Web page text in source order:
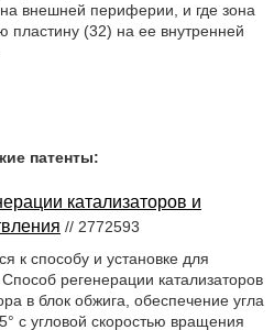
внешней периферии, и где зона
пластину (32) на ее внутренней
патенты:
катализаторов и
// 2772593
к способу и установке для
регенерации катализаторов
в блок обжига, обеспечение угла
с угловой скоростью вращения